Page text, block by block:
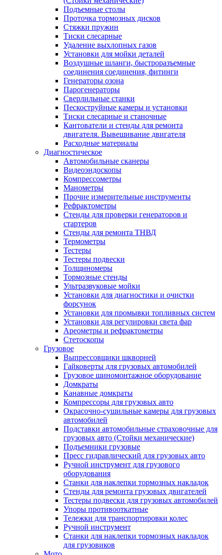
Подъемные столы
Проточка тормозных дисков
Стяжки пружин
Тиски слесарные
Удаление выхлопных газов
Установки для мойки деталей
Воздушные шланги, быстроразъемные
соединения соединения, фитинги
Генераторы озона
Парогенераторы
Сверлильные станки
Пескоструйные камеры и установки
Тиски слесарные и станочные
Кантователи и стенды для ремонта
двигателя. Вывешивание двигателя
Расходные материалы
Диагностическое
Автомобильные сканеры
Видеоэндоскопы
Компрессометры
Манометры
Прочие измерительные инструменты
Рефрактометры
Стенды для проверки генераторов и
стартеров
Стенды для ремонта ТНВД
Термометры
Тестеры
Тестеры подвески
Толщиномеры
Тормозные стенды
Ультразвуковые мойки
Установки для диагностики и очистки
форсунок
Установки для промывки топливных систем
Установки для регулировки света фар
Ареометры и рефрактометры
Стетоскопы
Грузовое
Выпрессовщики шкворней
Гайковерты для грузовых автомобилей
Грузовое шиномонтажное оборудование
Домкраты
Канавные домкраты
Компрессоры для грузовых авто
Окрасочно-сушильные камеры для грузовых
автомобилей
Подставки автомобильные страховочные для
грузовых авто (Стойки механические)
Подъемники грузовые
Пресс гидравлический для грузовых авто
Ручной инструмент для грузового
оборудования
Станки для наклепки тормозных накладок
Стенды для ремонта грузовых двигателей
Тестеры подвески для грузовых автомобилей
Упоры противооткатные
Тележки для транспортировки колес
Ручной инструмент
Станки для наклепки тормозных накладок
для грузовиков